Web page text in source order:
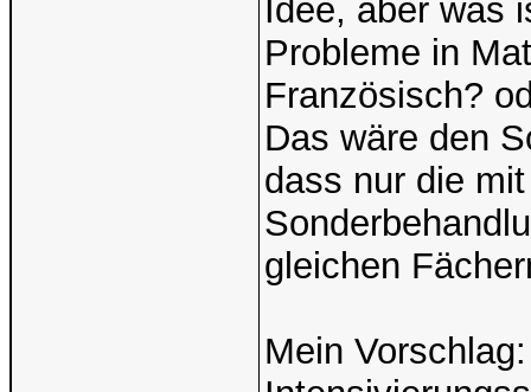
Idee, aber was
Probleme in
Französisch?
Das wäre den
dass nur die
gleichen
Mein